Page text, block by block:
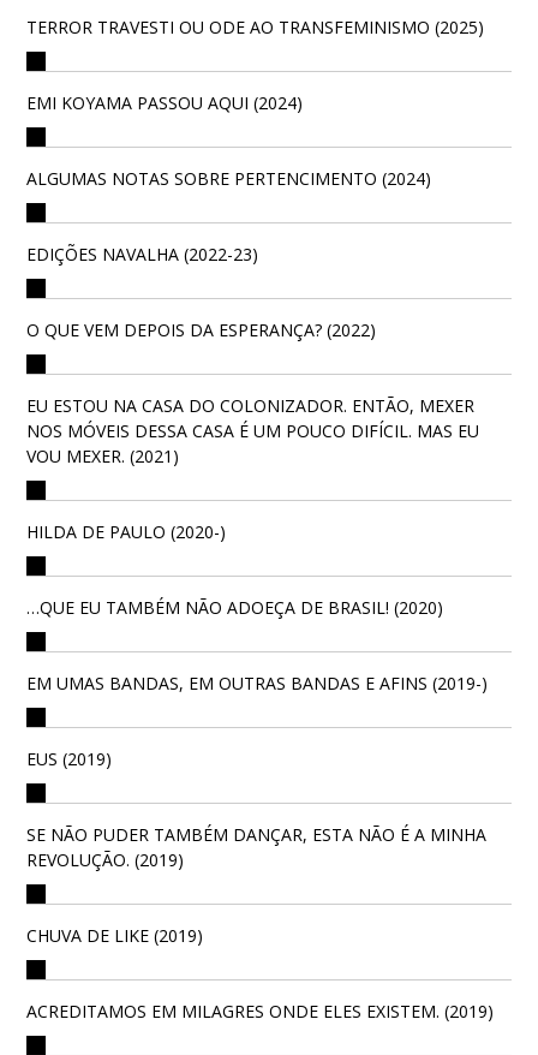
TERROR TRAVESTI OU ODE AO TRANSFEMINISMO (2025)
EMI KOYAMA PASSOU AQUI (2024)
ALGUMAS NOTAS SOBRE PERTENCIMENTO (2024)
EDIÇÕES NAVALHA (2022-23)
O QUE VEM DEPOIS DA ESPERANÇA? (2022)
EU ESTOU NA CASA DO COLONIZADOR. ENTÃO, MEXER
NOS MÓVEIS DESSA CASA É UM POUCO DIFÍCIL. MAS EU
VOU MEXER. (2021)
HILDA DE PAULO (2020-)
…QUE EU TAMBÉM NÃO ADOEÇA DE BRASIL! (2020)
EM UMAS BANDAS, EM OUTRAS BANDAS E AFINS (2019-)
EUS (2019)
SE NÃO PUDER TAMBÉM DANÇAR, ESTA NÃO É A MINHA
REVOLUÇÃO. (2019)
CHUVA DE LIKE (2019)
ACREDITAMOS EM MILAGRES ONDE ELES EXISTEM. (2019)